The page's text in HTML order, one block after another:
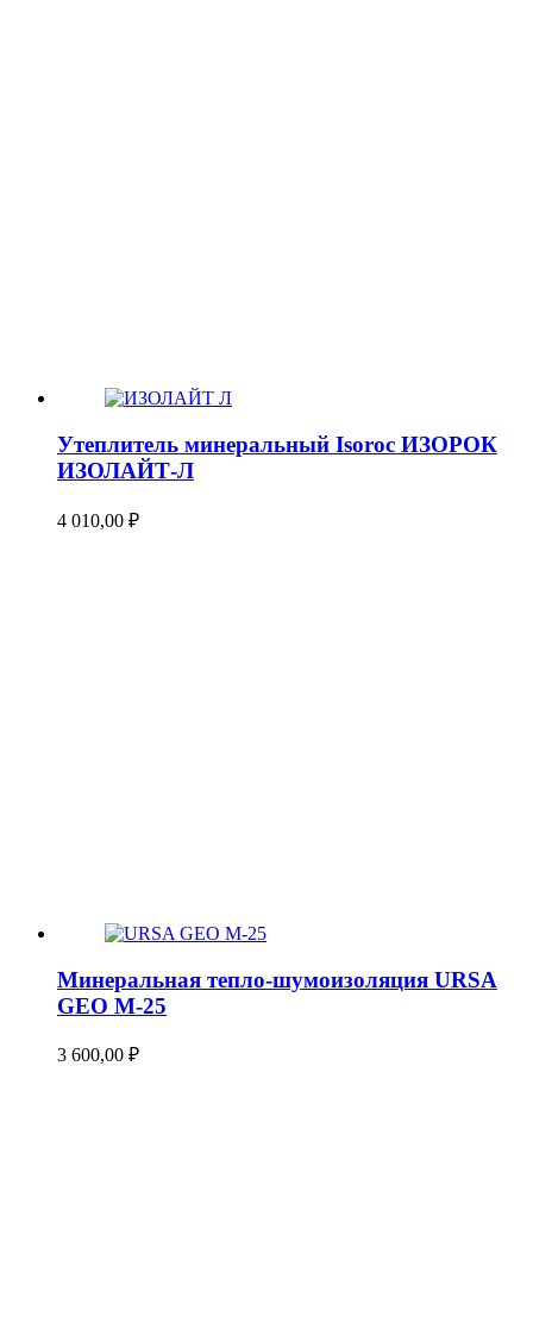
Утеплитель минеральный Isoroc ИЗОРОК
ИЗОЛАЙТ-Л
4 010,00 ₽
Минеральная тепло-шумоизоляция URSA
GEO М-25
3 600,00 ₽